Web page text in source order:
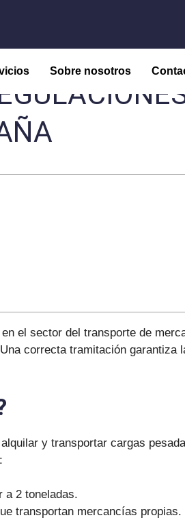
Sobre nosotros
el sector del transporte de
correcta tramitación garantiza
y transportar cargas
a 2 toneladas.
transportan mercancías propias.